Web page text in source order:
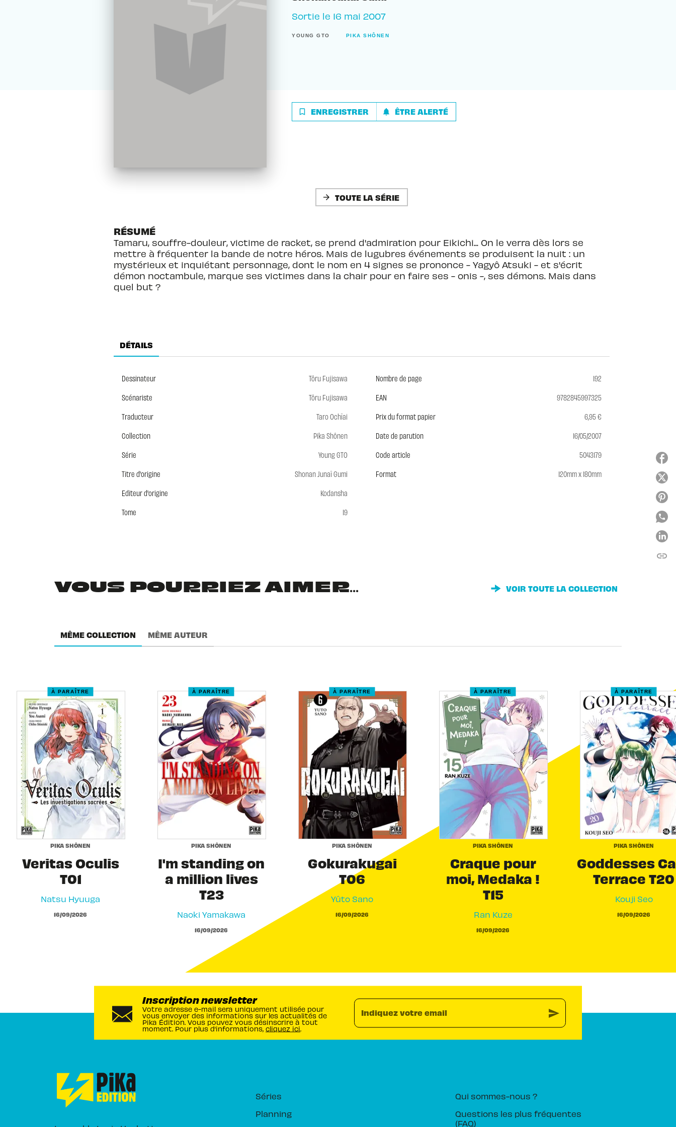
Sortie le 16 mai 2007
YOUNG GTO PIKA SHÔNEN
bookmark_border ENREGISTRER notifications ÊTRE ALERTÉ
arrow_forward TOUTE LA SÉRIE
RÉSUMÉ
Tamaru, souffre-douleur, victime de racket, se prend d'admiration pour Eikichi... On le verra dès lors se
mettre à fréquenter la bande de notre héros. Mais de lugubres événements se produisent la nuit : un
mystérieux et inquiétant personnage, dont le nom en 4 signes se prononce - Yagyô Atsuki - et s'écrit
démon noctambule, marque ses victimes dans la chair pour en faire ses - onis -, ses démons. Mais dans
quel but ?
DÉTAILS
Dessinateur
Tôru Fujisawa
Scénariste
Tôru Fujisawa
Traducteur
Taro Ochïai
Collection
Pika Shônen
Série
Young GTO
Titre d'origine
Shonan Junaï Gumi
Editeur d'origine
Kodansha
Tome
19
Nombre de page
192
EAN
9782845997325
Prix du format papier
6,95 €
Date de parution
16/05/2007
Code article
5043179
Format
120mm x 180mm
VOUS POURRIEZ AIMER... VOIR TOUTE LA COLLECTION
MÊME COLLECTION MÊME AUTEUR
À PARAÎTRE
PIKA SHÔNEN
Veritas Oculis
T01
Natsu Hyuuga
16/09/2026
À PARAÎTRE
PIKA SHÔNEN
I'm standing on
a million lives
T23
Naoki Yamakawa
16/09/2026
À PARAÎTRE
PIKA SHÔNEN
Gokurakugai
T06
Yûto Sano
16/09/2026
À PARAÎTRE
PIKA SHÔNEN
Craque pour
moi, Medaka !
T15
Ran Kuze
16/09/2026
À PARAÎTRE
PIKA SHÔNEN
Goddesses
Terrace T20
Kouji Seo
16/09/2026
link
Inscription newsletter
Votre adresse e-mail sera uniquement utilisée pour
vous envoyer des informations sur les actualités de
Pika Édition. Vous pouvez vous désinscrire à tout
moment. Pour plus d’informations, cliquez ici.
Indiquez votre email send
Séries
Planning
Qui sommes-nous ?
Questions les plus fréquentes
(FAQ)